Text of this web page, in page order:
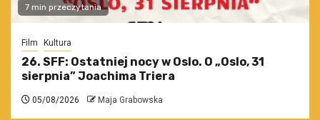
7 min przeczytania
Film Kultura
26. SFF: Ostatniej nocy w Oslo. O „Oslo, 31
sierpnia” Joachima Triera
05/08/2026 Maja Grabowska